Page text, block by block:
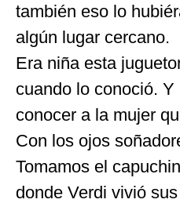
también eso lo
algún lugar cercano.
Era niña esta
cuando lo conoció.
conocer a la mujer
Con los ojos
Tomamos el
donde Verdi vivió